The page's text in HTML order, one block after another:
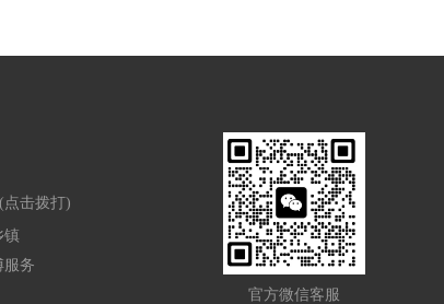
(点击拨打)
镇
服务
官方微信客服